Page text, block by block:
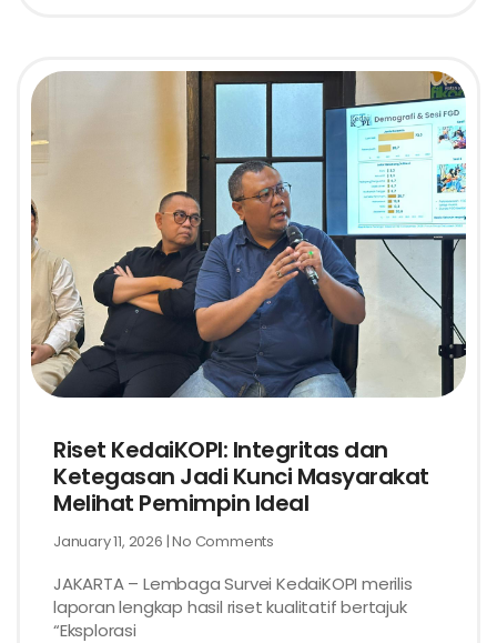
Riset KedaiKOPI: Integritas dan
Ketegasan Jadi Kunci Masyarakat
Melihat Pemimpin Ideal
January 11, 2026 No Comments
JAKARTA – Lembaga Survei KedaiKOPI merilis
laporan lengkap hasil riset kualitatif bertajuk
“Eksplorasi